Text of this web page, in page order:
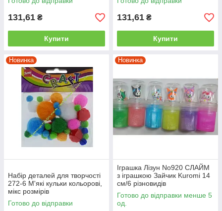
131,61 ₴
Купити
131,61 ₴
Купити
Новинка
Набір деталей для творчості
272-6 М'які кульки кольорові,
мікс розмірів
Готово до відправки
Новинка
Іграшка Лізун No920 СЛАЙМ
з іграшкою Зайчик Kuromi 14
см/6 різновидів
Готово до відправки менше 5
од.